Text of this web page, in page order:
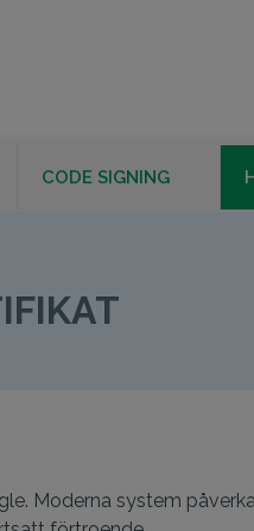
CODE SIGNING
Moderna system